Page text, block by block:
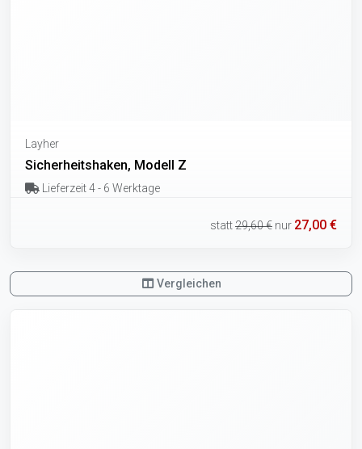
Layher
Sicherheitshaken, Modell Z
Lieferzeit 4 - 6 Werktage
statt29,60 € nur 27,00 €
Vergleichen